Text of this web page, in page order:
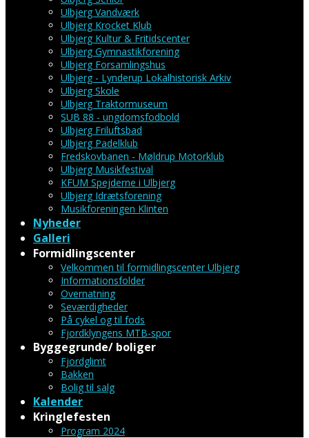
Ulbjerg Vandværk
Ulbjerg Krocket Klub
Ulbjerg Kultur & Fritidscenter
Ulbjerg Gymnastikforening
Ulbjerg Forsamlingshus
Ulbjerg - Lynderup Lokalhistorisk Arkiv
Ulbjerg Skole
Ulbjerg Traktormuseum
SUB 88 - ungdomsfodbold
Ulbjerg Friluftsbad
Ulbjerg Padelklub
Fredskovbanen - Møldrup Motorklub
Ulbjerg Musikfestival
KFUM Spejderne i Ulbjerg
Ulbjerg Idrætsforening
Musikforeningen Klinten
Nyheder
Galleri
Formidlingscenter
Velkommen til formidlingscenter Ulbjerg
Informationsfolder
Overnatning
Seværdigheder
På cykel og til fods
Fjordklyngens MTB-spor
Byggegrunde/ boliger
Fjordglimt
Bakken
Bolig til salg
Kalender
Kringlefesten
Program 2024